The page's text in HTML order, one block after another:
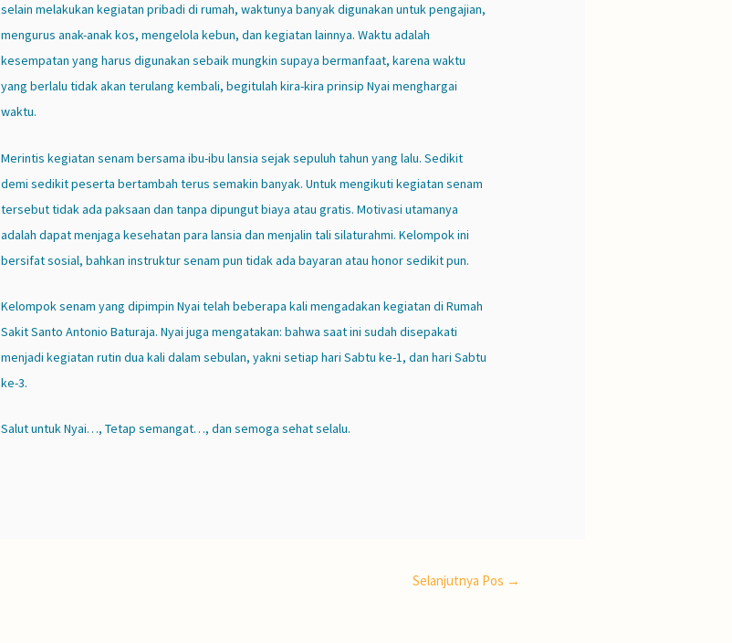
selain melakukan kegiatan pribadi di rumah, waktunya banyak digunakan untuk pengajian,
mengurus anak-anak kos, mengelola kebun, dan kegiatan lainnya. Waktu adalah
kesempatan yang harus digunakan sebaik mungkin supaya bermanfaat, karena waktu
yang berlalu tidak akan terulang kembali, begitulah kira-kira prinsip Nyai menghargai
waktu.
Merintis kegiatan senam bersama ibu-ibu lansia sejak sepuluh tahun yang lalu. Sedikit
demi sedikit peserta bertambah terus semakin banyak. Untuk mengikuti kegiatan senam
tersebut tidak ada paksaan dan tanpa dipungut biaya atau gratis. Motivasi utamanya
adalah dapat menjaga kesehatan para lansia dan menjalin tali silaturahmi. Kelompok ini
bersifat sosial, bahkan instruktur senam pun tidak ada bayaran atau honor sedikit pun.
Kelompok senam yang dipimpin Nyai telah beberapa kali mengadakan kegiatan di Rumah
Sakit Santo Antonio Baturaja. Nyai juga mengatakan: bahwa saat ini sudah disepakati
menjadi kegiatan rutin dua kali dalam sebulan, yakni setiap hari Sabtu ke-1, dan hari Sabtu
ke-3.
Salut untuk Nyai…, Tetap semangat…, dan semoga sehat selalu.
Selanjutnya Pos →